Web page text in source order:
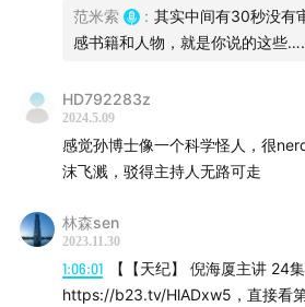
命和人定胜天
00:47:54:探索算命应用的背景和原因
00:55:53:六爻占卜的深层解读：意识
01:11:48:逻辑思维在中国传统文化中
范米索 : 其实中间有30秒没有
感书籍和人物，就是你说的这些
HD792283z
2024.5.09
感觉孙博士像一个科学怪人，很
沫飞溅，驳得主持人无路可走
林森sen
2023.11.30
1:06:01
【【天纪】 倪海厦主讲 24
https://b23.tv/HlADxw5，直接看